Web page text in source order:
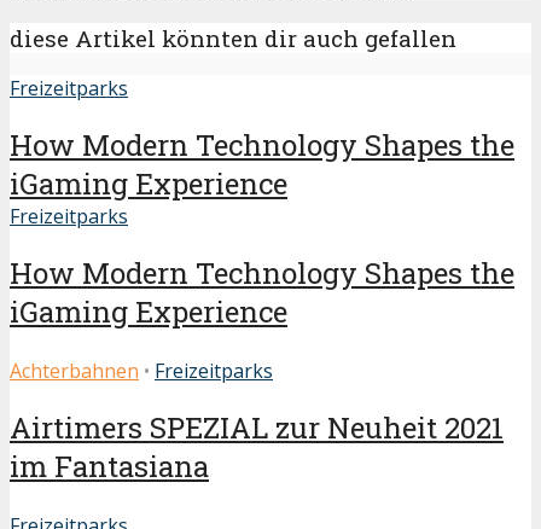
diese Artikel könnten dir auch gefallen
Freizeitparks
How Modern Technology Shapes the
iGaming Experience
Freizeitparks
How Modern Technology Shapes the
iGaming Experience
Achterbahnen • Freizeitparks
Airtimers SPEZIAL zur Neuheit 2021
im Fantasiana